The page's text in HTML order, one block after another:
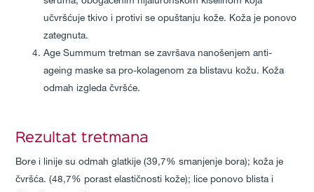
učvršćuje tkivo i protivi se opuštanju kože. Koža je ponovo
zategnuta.
Age Summum tretman se završava nanošenjem anti-
ageing maske sa pro-kolagenom za blistavu kožu. Koža
odmah izgleda čvršće.
Rezultat tretmana
Bore i linije su odmah glatkije (39,7% smanjenje bora); koža je
čvršća. (48,7% porast elastičnosti kože); lice ponovo blista i